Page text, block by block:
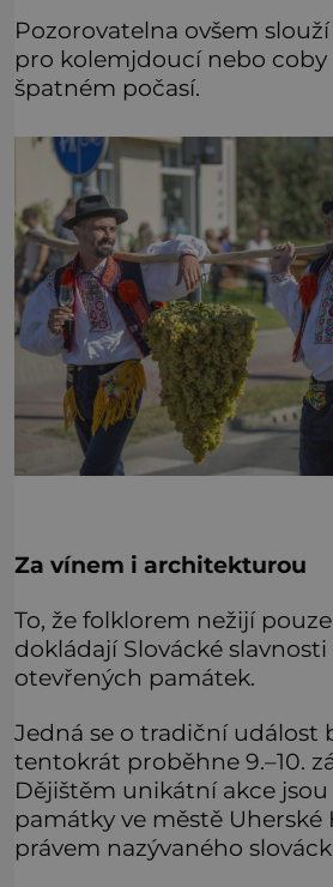
Pozorovatelna ovšem
pro kolemjdoucí nebo
špatném počasí.
Za vínem i architekturou
To, že folklorem nežijí
dokládají Slovácké slavnosti
otevřených památek.
Jedná se o tradiční událost
tentokrát proběhne 9.–10.
Dějištěm unikátní akce
památky ve městě Uherské
právem nazývaného